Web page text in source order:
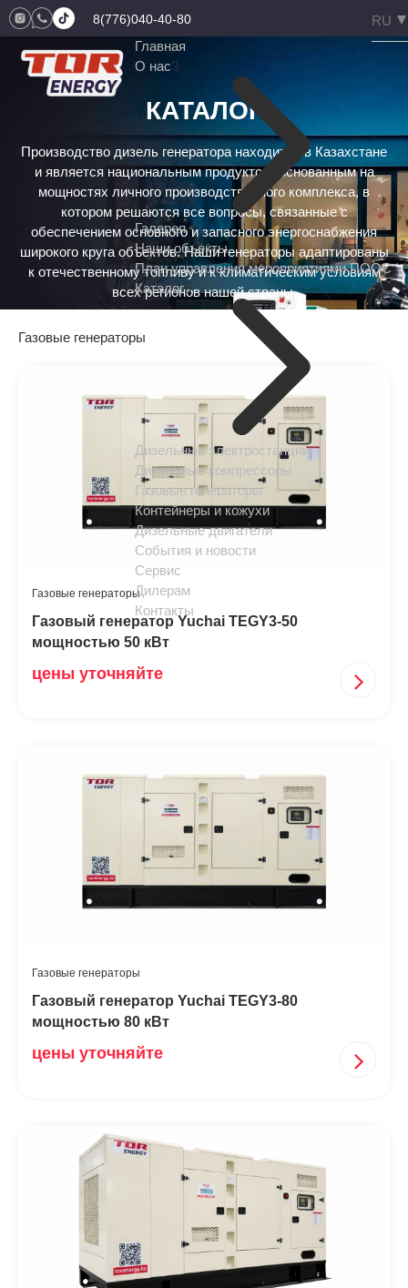
8(776)040-40-80
Главная
О нас3
Галерея
Наши объекты
План управления мероприятиями ПООС
Каталог5
Дизельные электростанции
Дизельные компрессоры
Газовые генераторы
Контейнеры и кожухи
Дизельные двигатели
События и новости
Сервис
Дилерам
Контакты
КАТАЛОГ
Производство дизель генератора находится в Казахстане
и является национальным продуктом, основанным на
мощностях личного производственного комплекса, в
котором решаются все вопросы, связанные с
обеспечением основного и запасного энергоснабжения
широкого круга объектов. Наши генераторы адаптированы
к отечественному топливу и к климатическим условиям
всех регионов нашей страны.
Газовые генераторы
Газовые генераторы
Газовый генератор Yuchai TEGY3-50
мощностью 50 кВт
цены уточняйте
Газовые генераторы
Газовый генератор Yuchai TEGY3-80
мощностью 80 кВт
цены уточняйте